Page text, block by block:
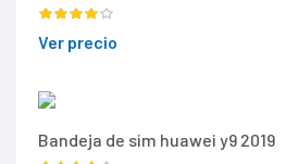
Ver precio
Bandeja de sim huawei y9 2019